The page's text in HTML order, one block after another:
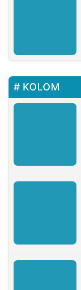
KOLOM